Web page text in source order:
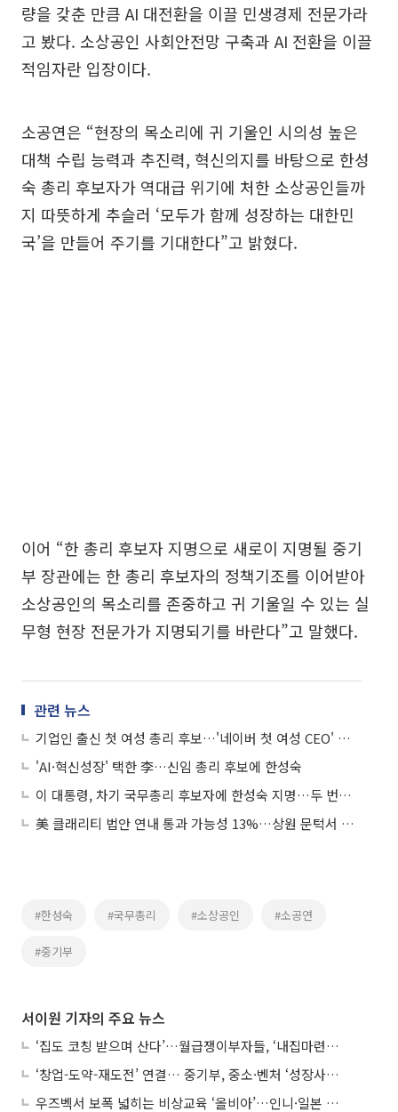
량을 갖춘 만큼 AI 대전환을 이끌 민생경제 전문가라
고 봤다. 소상공인 사회안전망 구축과 AI 전환을 이끌
적임자란 입장이다.
소공연은 “현장의 목소리에 귀 기울인 시의성 높은
대책 수립 능력과 추진력, 혁신의지를 바탕으로 한성
숙 총리 후보자가 역대급 위기에 처한 소상공인들까
지 따뜻하게 추슬러 ‘모두가 함께 성장하는 대한민
국’을 만들어 주기를 기대한다”고 밝혔다.
이어 “한 총리 후보자 지명으로 새로이 지명될 중기
부 장관에는 한 총리 후보자의 정책기조를 이어받아
소상공인의 목소리를 존중하고 귀 기울일 수 있는 실
무형 현장 전문가가 지명되기를 바란다”고 말했다.
관련 뉴스
기업인 출신 첫 여성 총리 후보…'네이버 첫 여성 CEO' 한성숙
'AI·혁신성장' 택한 李…신임 총리 후보에 한성숙
이 대통령, 차기 국무총리 후보자에 한성숙 지명…두 번째 여성총리
美 클래리티 법안 연내 통과 가능성 13%…상원 문턱서 제동
#한성숙 #국무총리 #소상공인 #소공연
#중기부
서이원 기자의 주요 뉴스
‘집도 코칭 받으며 산다’…월급쟁이부자들, ‘내집마련’ 신청 증가세
‘창업-도약-재도전’ 연결… 중기부, 중소·벤처 ‘성장사다리’ 짓는다
우즈벡서 보폭 넓히는 비상교육 ‘올비아’…인니·일본 진출 타진